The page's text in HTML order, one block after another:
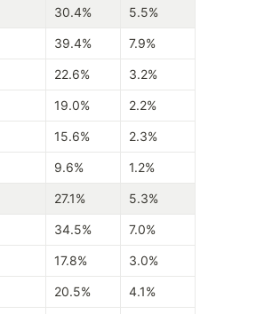
30.4% 5.5%
39.4% 7.9%
22.6% 3.2%
19.0% 2.2%
15.6% 2.3%
9.6% 1.2%
27.1% 5.3%
34.5% 7.0%
17.8% 3.0%
20.5% 4.1%